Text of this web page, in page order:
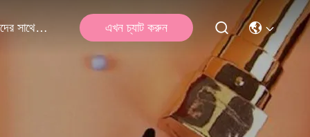
আমাদের সাথে যোগাযোগ এখন চ্যাট করুন